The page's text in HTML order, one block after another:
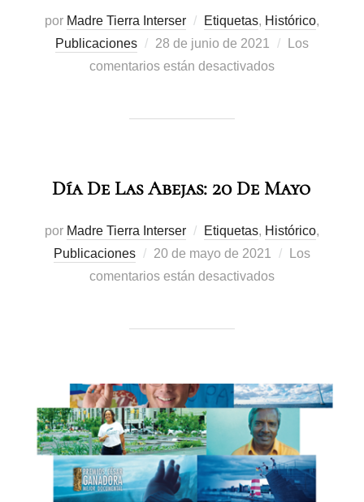
por Madre Tierra Interser Etiquetas, Histórico,
Publicaciones
28 de junio de 2021
Los
comentarios están desactivados
Día De Las Abejas: 20 De Mayo
por Madre Tierra Interser Etiquetas, Histórico,
Publicaciones
20 de mayo de 2021
Los
comentarios están desactivados